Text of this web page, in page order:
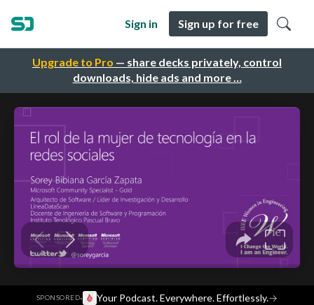
Upgrade to Pro — share decks privately, control
downloads, hide ads and more …
Sign in Sign up for free
SPONSORED· Your Podcast. Everywhere. Effortlessly.→